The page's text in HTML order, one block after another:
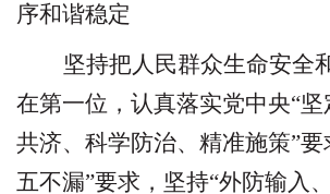
序和谐稳定
坚持把人民群众生命安全
在第一位，认真落实党中央“
共济、科学防治、精准施策”要
五不漏”要求，坚持“外防输入